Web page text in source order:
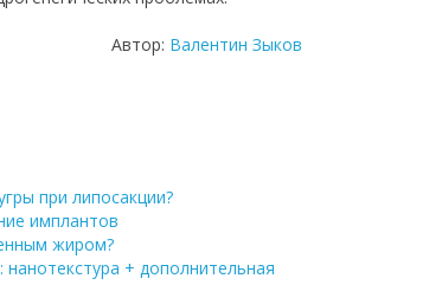
Автор: Валентин Зыков
при липосакции?
имплантов
жиром?
+ дополнительная